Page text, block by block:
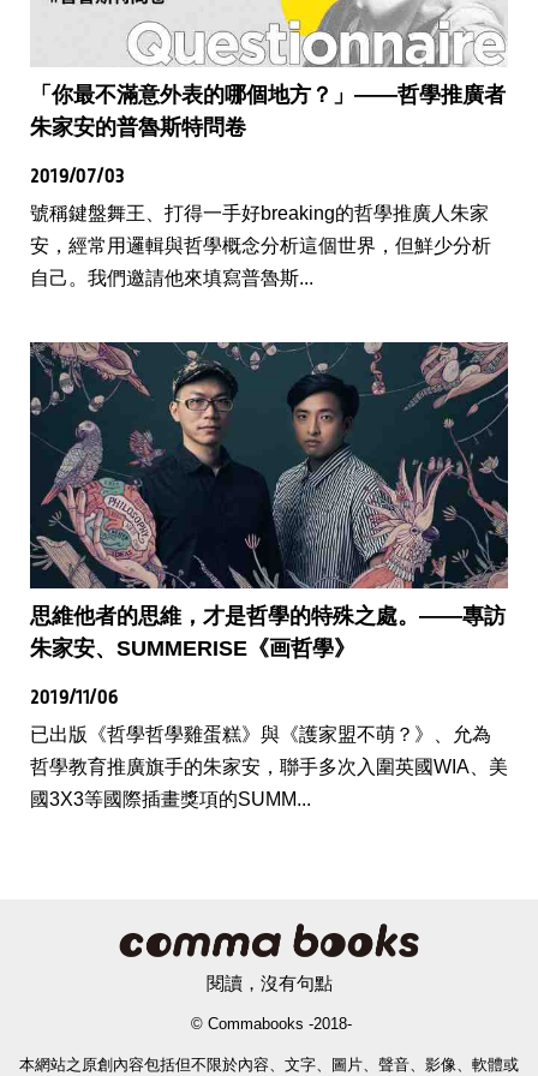
「你最不滿意外表的哪個地方？」——哲學推廣者
朱家安的普魯斯特問卷
2019/07/03
號稱鍵盤舞王、打得一手好breaking的哲學推廣人朱家
安，經常用邏輯與哲學概念分析這個世界，但鮮少分析
自己。我們邀請他來填寫普魯斯...
思維他者的思維，才是哲學的特殊之處。——專訪
朱家安、SUMMERISE《画哲學》
2019/11/06
已出版《哲學哲學雞蛋糕》與《護家盟不萌？》、允為
哲學教育推廣旗手的朱家安，聯手多次入圍英國WIA、美
國3X3等國際插畫獎項的SUMM...
閱讀，沒有句點
© Commabooks -2018-
本網站之原創內容包括但不限於內容、文字、圖片、聲音、影像、軟體或